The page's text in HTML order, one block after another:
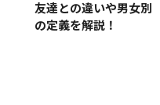
友達との違いや男女別
の定義を解説！